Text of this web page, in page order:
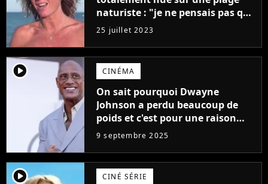
naturiste : "je ne pensais pas que
j'arriverais à le faire..."
25 juillet 2023
player2 CINÉMA
On sait pourquoi Dwayne
Johnson a perdu beaucoup de
poids et c'est pour une raison
importante
9 septembre 2025
player2 CINÉ SÉRIE